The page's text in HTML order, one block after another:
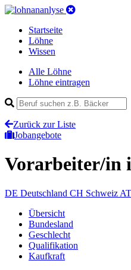
Startseite
Löhne
Wissen
Alle Löhne
Löhne eintragen
Zurück zur Liste
Jobangebote
Vorarbeiter/in
DE Deutschland CH Schweiz AT
Übersicht
Bundesland
Geschlecht
Qualifikation
Kaufkraft